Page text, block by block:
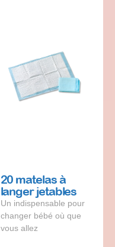
20 matelas à
langer jetables
Un indispensable pour
changer bébé où que
vous allez